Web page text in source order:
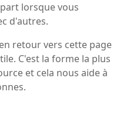
lorsque vous
d'autres.
retour vers cette page
C'est la forme la plus
et cela nous aide à